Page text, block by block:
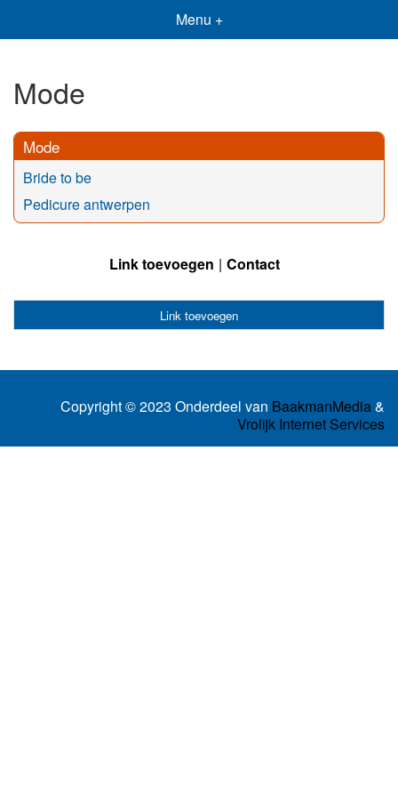
Menu +
Mode
Mode
Bride to be
Pedicure antwerpen
Link toevoegen Contact
Link toevoegen
Copyright © 2023 Onderdeel van BaakmanMedia&
Vrolijk Internet Services